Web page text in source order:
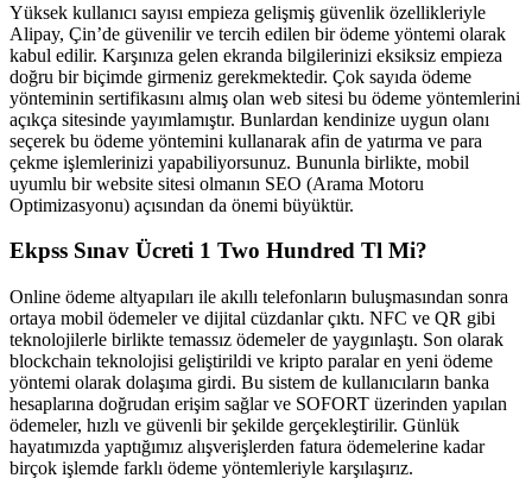
Yüksek kullanıcı sayısı empieza gelişmiş güvenlik özellikleriyle
Alipay, Çin’de güvenilir ve tercih edilen bir ödeme yöntemi olarak
kabul edilir. Karşınıza gelen ekranda bilgilerinizi eksiksiz empieza
doğru bir biçimde girmeniz gerekmektedir. Çok sayıda ödeme
yönteminin sertifikasını almış olan web sitesi bu ödeme yöntemlerini
açıkça sitesinde yayımlamıştır. Bunlardan kendinize uygun olanı
seçerek bu ödeme yöntemini kullanarak afin de yatırma ve para
çekme işlemlerinizi yapabiliyorsunuz. Bununla birlikte, mobil
uyumlu bir website sitesi olmanın SEO (Arama Motoru
Optimizasyonu) açısından da önemi büyüktür.
Ekpss Sınav Ücreti 1 Two Hundred Tl Mi?
Online ödeme altyapıları ile akıllı telefonların buluşmasından sonra
ortaya mobil ödemeler ve dijital cüzdanlar çıktı. NFC ve QR gibi
teknolojilerle birlikte temassız ödemeler de yaygınlaştı. Son olarak
blockchain teknolojisi geliştirildi ve kripto paralar en yeni ödeme
yöntemi olarak dolaşıma girdi. Bu sistem de kullanıcıların banka
hesaplarına doğrudan erişim sağlar ve SOFORT üzerinden yapılan
ödemeler, hızlı ve güvenli bir şekilde gerçekleştirilir. Günlük
hayatımızda yaptığımız alışverişlerden fatura ödemelerine kadar
birçok işlemde farklı ödeme yöntemleriyle karşılaşırız.